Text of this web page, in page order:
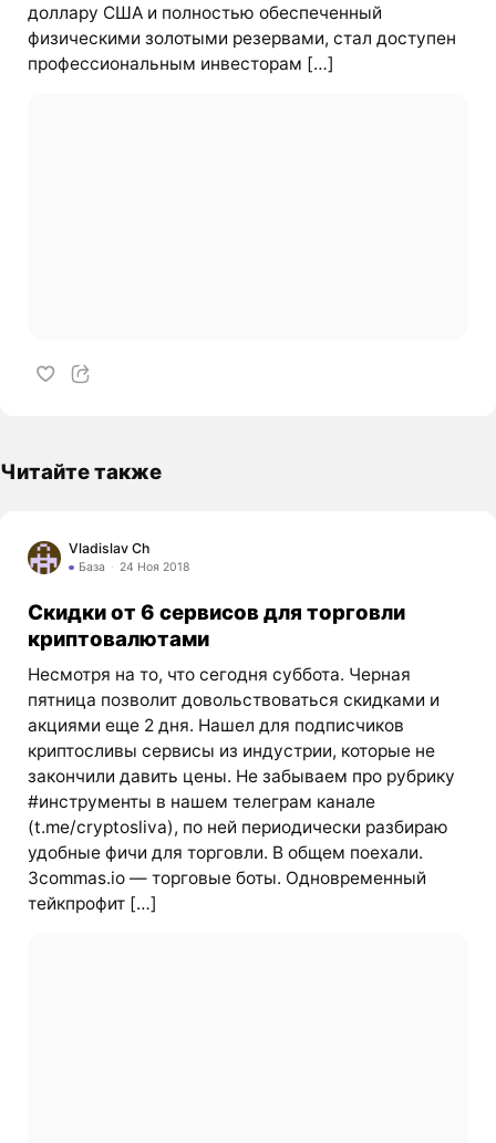
доллару США и полностью обеспеченный
физическими золотыми резервами, стал доступен
профессиональным инвесторам […]
Читайте также
Vladislav Ch
База 24 Ноя 2018
Скидки от 6 сервисов для торговли
криптовалютами
Несмотря на то, что сегодня суббота. Черная
пятница позволит довольствоваться скидками и
акциями еще 2 дня. Нашел для подписчиков
криптосливы сервисы из индустрии, которые не
закончили давить цены. Не забываем про рубрику
#инструменты в нашем телеграм канале
(t.me/cryptosliva), по ней периодически разбираю
удобные фичи для торговли. В общем поехали.
3commas.io — торговые боты. Одновременный
тейкпрофит […]